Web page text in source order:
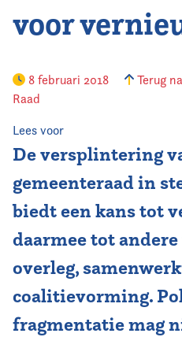
Nieuws
Kennis & Informatie
Contact
voor
8 februari 2018 Terug
Raad
Lees voor
De versplintering
gemeenteraad in
biedt een kans tot
daarmee tot
overleg,
coalitievorming.
fragmentatie mag